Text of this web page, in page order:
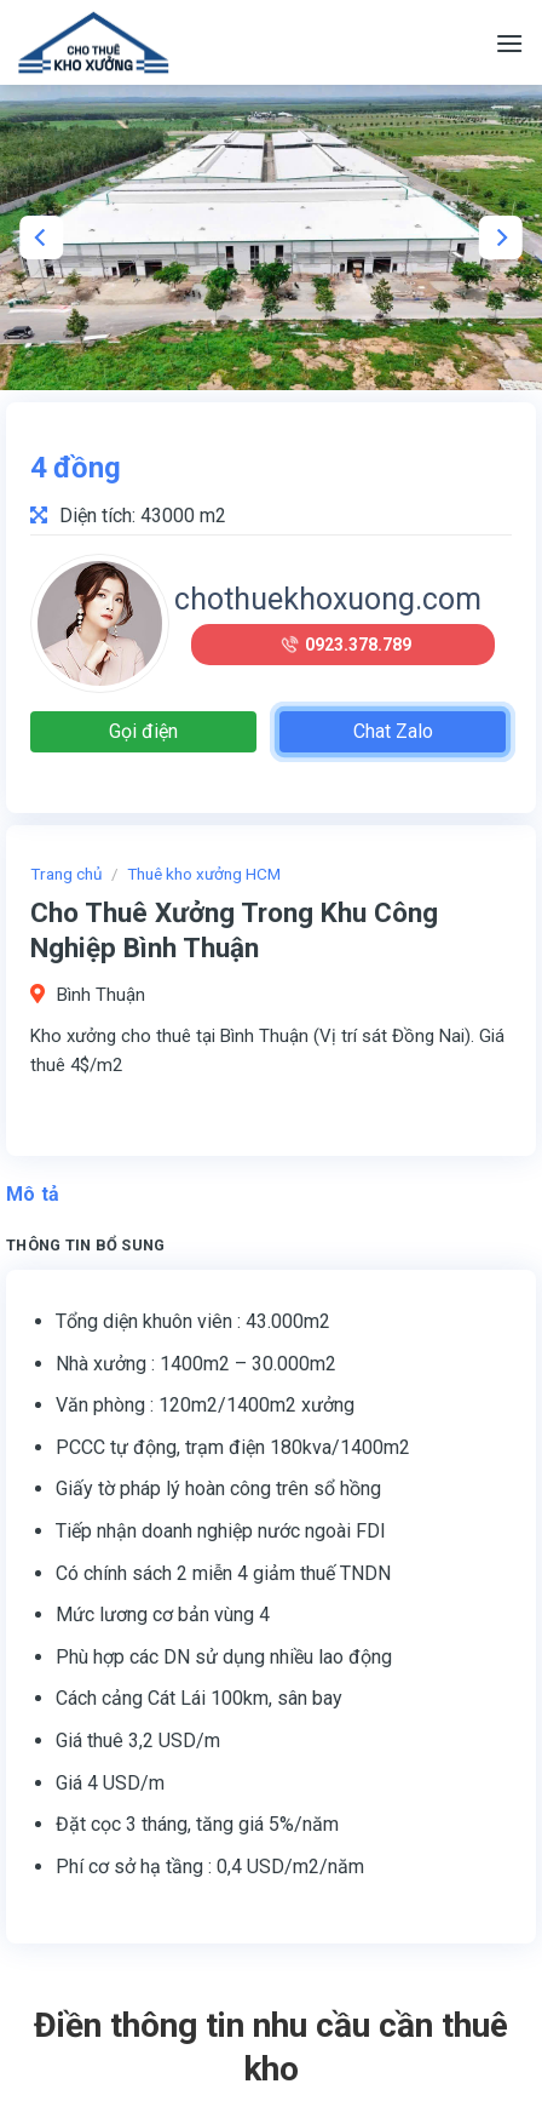
content
Trang chủ / Thuê kho xưởng HCM
Cho Thuê Xưởng Trong Khu Công
Nghiệp Bình Thuận
Bình Thuận
Kho xưởng cho thuê tại Bình Thuận (Vị trí sát Đồng Nai). Giá
thuê 4$/m2
4đồng
Diện tích: 43000 m2
chothuekhoxuong.com
0923.378.789
Gọi điện Chat Zalo
Mô tả
THÔNG TIN BỔ SUNG
Tổng diện khuôn viên : 43.000m2
Nhà xưởng : 1400m2 – 30.000m2
Văn phòng : 120m2/1400m2 xưởng
PCCC tự động, trạm điện 180kva/1400m2
Giấy tờ pháp lý hoàn công trên sổ hồng
Tiếp nhận doanh nghiệp nước ngoài FDI
Có chính sách 2 miễn 4 giảm thuế TNDN
Mức lương cơ bản vùng 4
Phù hợp các DN sử dụng nhiều lao động
Cách cảng Cát Lái 100km, sân bay
Giá thuê 3,2 USD/m
Giá 4 USD/m
Đặt cọc 3 tháng, tăng giá 5%/năm
Phí cơ sở hạ tầng : 0,4 USD/m2/năm
Điền thông tin nhu cầu cần thuê
kho